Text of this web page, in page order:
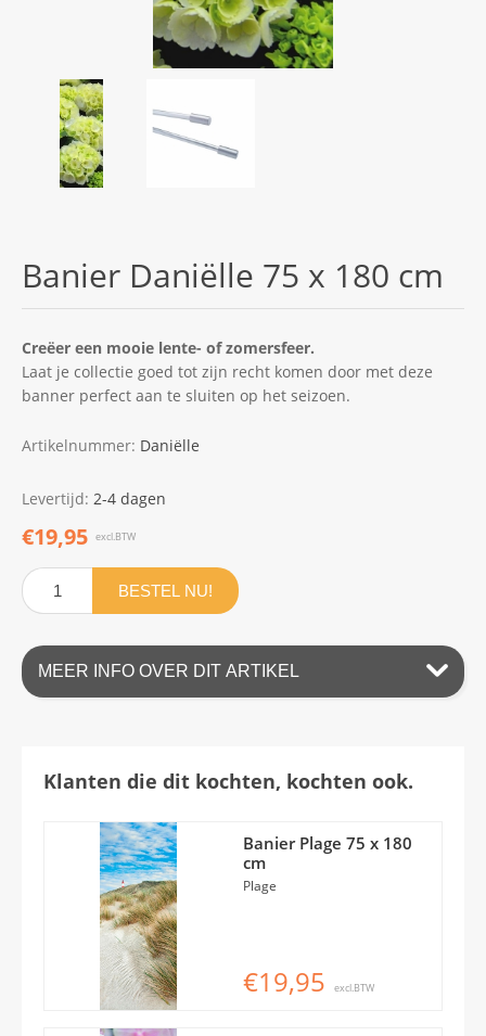
Banier Daniëlle 75 x 180 cm
Creëer een mooie lente- of zomersfeer.
Laat je collectie goed tot zijn recht komen door met deze
banner perfect aan te sluiten op het seizoen.
Artikelnummer: Daniëlle
Levertijd: 2-4 dagen
€19,95 excl.BTW
BESTEL NU!
MEER INFO OVER DIT ARTIKEL
Klanten die dit kochten, kochten ook.
Banier Plage 75 x 180
cm
Plage
€19,95 excl.BTW